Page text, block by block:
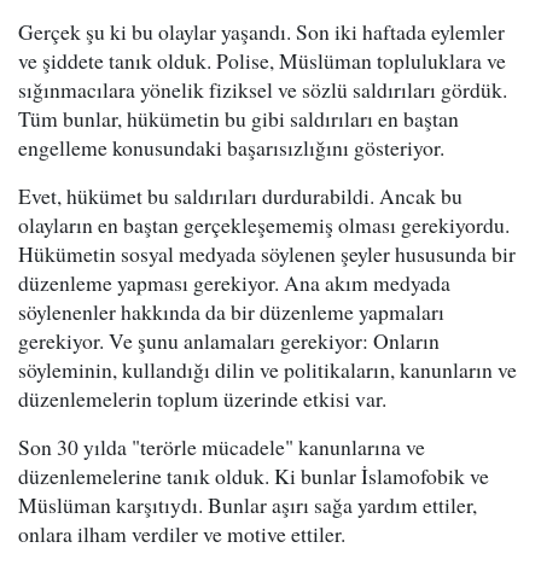
Gerçek şu ki bu olaylar yaşandı. Son iki haftada eylemler
ve şiddete tanık olduk. Polise, Müslüman topluluklara ve
sığınmacılara yönelik fiziksel ve sözlü saldırıları gördük.
Tüm bunlar, hükümetin bu gibi saldırıları en baştan
engelleme konusundaki başarısızlığını gösteriyor.
Evet, hükümet bu saldırıları durdurabildi. Ancak bu
olayların en baştan gerçekleşememiş olması gerekiyordu.
Hükümetin sosyal medyada söylenen şeyler hususunda bir
düzenleme yapması gerekiyor. Ana akım medyada
söylenenler hakkında da bir düzenleme yapmaları
gerekiyor. Ve şunu anlamaları gerekiyor: Onların
söyleminin, kullandığı dilin ve politikaların, kanunların ve
düzenlemelerin toplum üzerinde etkisi var.
Son 30 yılda "terörle mücadele" kanunlarına ve
düzenlemelerine tanık olduk. Ki bunlar İslamofobik ve
Müslüman karşıtıydı. Bunlar aşırı sağa yardım ettiler,
onlara ilham verdiler ve motive ettiler.